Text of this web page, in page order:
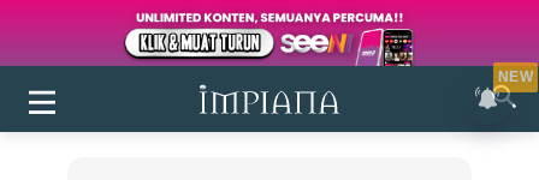
NEW